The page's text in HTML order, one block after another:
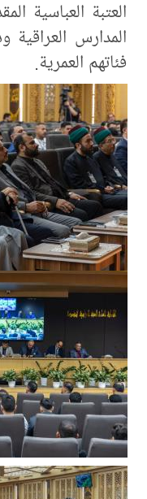
العتبة العباسية
المدارس العراقية
فئاتهم العمرية.